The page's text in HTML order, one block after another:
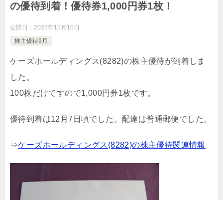
の優待到着！優待券1,000円券1枚！
公開日： 2023年12月10日
株主優待9月
ケーズホールディングス(8282)の株主優待が到着しま
した。
100株だけですので1,000円券1枚です。
優待到着は12月7日頃でした。配達は普通郵便でした。
⇒ケーズホールディングス(8282)の株主優待関連情報